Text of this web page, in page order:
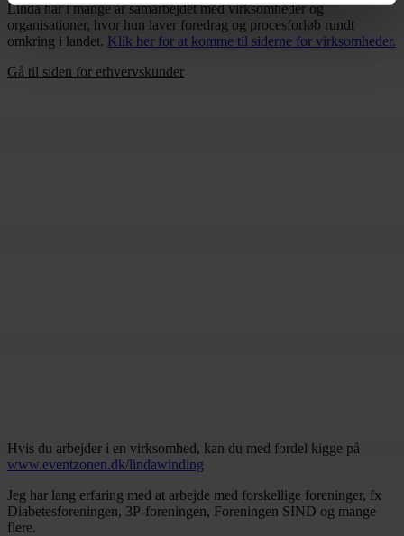
Linda har i mange år samarbejdet med virksomheder og
organisationer, hvor hun laver foredrag og procesforløb rundt
omkring i landet. Klik her for at komme til siderne for virksomheder.
Gå til siden for erhvervskunder
Hvis du arbejder i en virksomhed, kan du med fordel kigge på
www.eventzonen.dk/lindawinding
Jeg har lang erfaring med at arbejde med forskellige foreninger, fx
Diabetesforeningen, 3P-foreningen, Foreningen SIND og mange
flere.